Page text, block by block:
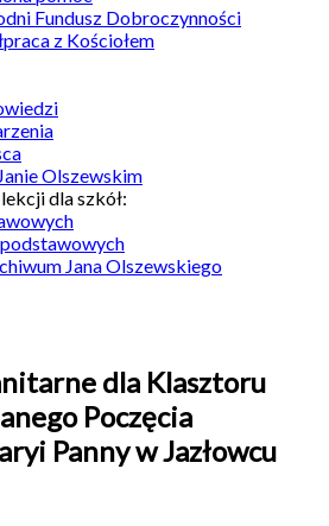
Fundusz Dobroczynności
z Kościołem
Olszewskim
dla szkół:
Jana Olszewskiego
dla Klasztoru
Poczęcia
Panny w Jazłowcu